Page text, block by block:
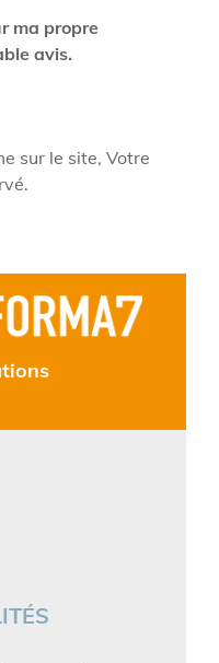
ma propre
avis.
sur le site, Votre